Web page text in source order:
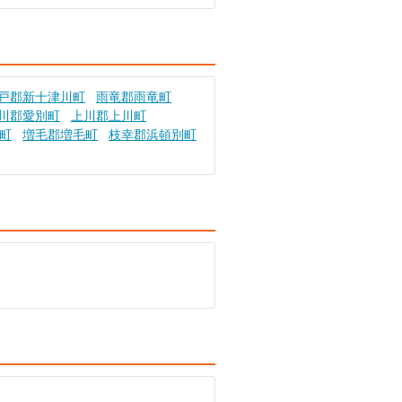
郡新十津川町
雨竜郡雨竜町
郡愛別町
上川郡上川町
増毛郡増毛町 枝幸郡浜頓別町